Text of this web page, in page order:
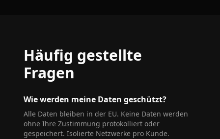
Häufig gestellte
Fragen
Wie werden meine Daten geschützt?
Alle Daten bleiben in der EU. Keine Daten werden
ohne Ihre Zustimmung protokolliert oder
gespeichert. Isolierte Netzwerke pro Kunde.